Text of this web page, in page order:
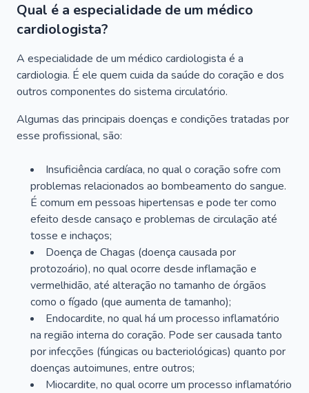
Qual é a especialidade de um médico
cardiologista?
A especialidade de um médico cardiologista é a
cardiologia. É ele quem cuida da saúde do coração e dos
outros componentes do sistema circulatório.
Algumas das principais doenças e condições tratadas por
esse profissional, são:
Insuficiência cardíaca, no qual o coração sofre com
problemas relacionados ao bombeamento do sangue.
É comum em pessoas hipertensas e pode ter como
efeito desde cansaço e problemas de circulação até
tosse e inchaços;
Doença de Chagas (doença causada por
protozoário), no qual ocorre desde inflamação e
vermelhidão, até alteração no tamanho de órgãos
como o fígado (que aumenta de tamanho);
Endocardite, no qual há um processo inflamatório
na região interna do coração. Pode ser causada tanto
por infecções (fúngicas ou bacteriológicas) quanto por
doenças autoimunes, entre outros;
Miocardite, no qual ocorre um processo inflamatório